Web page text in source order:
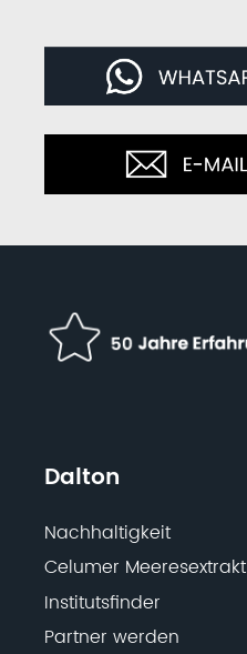
Dalton
Nachhaltigkeit
Celumer Meeresextrakt
Institutsfinder
Partner werden